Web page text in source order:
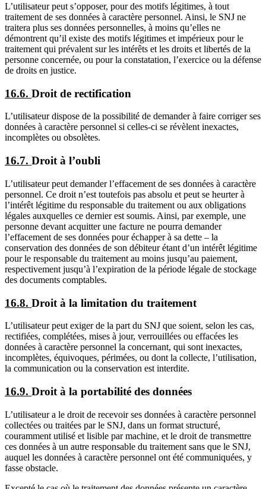
L’utilisateur peut s’opposer, pour des motifs légitimes, à tout
traitement de ses données à caractère personnel. Ainsi, le SNJ ne
traitera plus ses données personnelles, à moins qu’elles ne
démontrent qu’il existe des motifs légitimes et impérieux pour le
traitement qui prévalent sur les intérêts et les droits et libertés de la
personne concernée, ou pour la constatation, l’exercice ou la défense
de droits en justice.
16.6. Droit de rectification
L’utilisateur dispose de la possibilité de demander à faire corriger ses
données à caractère personnel si celles-ci se révèlent inexactes,
incomplètes ou obsolètes.
16.7. Droit à l’oubli
L’utilisateur peut demander l’effacement de ses données à caractère
personnel. Ce droit n’est toutefois pas absolu et peut se heurter à
l’intérêt légitime du responsable du traitement ou aux obligations
légales auxquelles ce dernier est soumis. Ainsi, par exemple, une
personne devant acquitter une facture ne pourra demander
l’effacement de ses données pour échapper à sa dette – la
conservation des données de son débiteur étant d’un intérêt légitime
pour le responsable du traitement au moins jusqu’au paiement,
respectivement jusqu’à l’expiration de la période légale de stockage
des documents comptables.
16.8. Droit à la limitation du traitement
L’utilisateur peut exiger de la part du SNJ que soient, selon les cas,
rectifiées, complétées, mises à jour, verrouillées ou effacées les
données à caractère personnel la concernant, qui sont inexactes,
incomplètes, équivoques, périmées, ou dont la collecte, l’utilisation,
la communication ou la conservation est interdite.
16.9. Droit à la portabilité des données
L’utilisateur a le droit de recevoir ses données à caractère personnel
collectées ou traitées par le SNJ, dans un format structuré,
couramment utilisé et lisible par machine, et le droit de transmettre
ces données à un autre responsable du traitement sans que le SNJ,
auquel les données à caractère personnel ont été communiquées, y
fasse obstacle.